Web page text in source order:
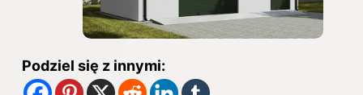
Podziel się z innymi: